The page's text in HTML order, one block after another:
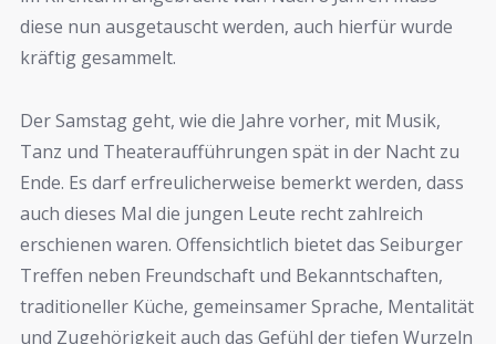
diese nun ausgetauscht werden, auch hierfür wurde
kräftig gesammelt.
Der Samstag geht, wie die Jahre vorher, mit Musik,
Tanz und Theateraufführungen spät in der Nacht zu
Ende. Es darf erfreulicherweise bemerkt werden, dass
auch dieses Mal die jungen Leute recht zahlreich
erschienen waren. Offensichtlich bietet das Seiburger
Treffen neben Freundschaft und Bekanntschaften,
traditioneller Küche, gemeinsamer Sprache, Mentalität
und Zugehörigkeit auch das Gefühl der tiefen Wurzeln